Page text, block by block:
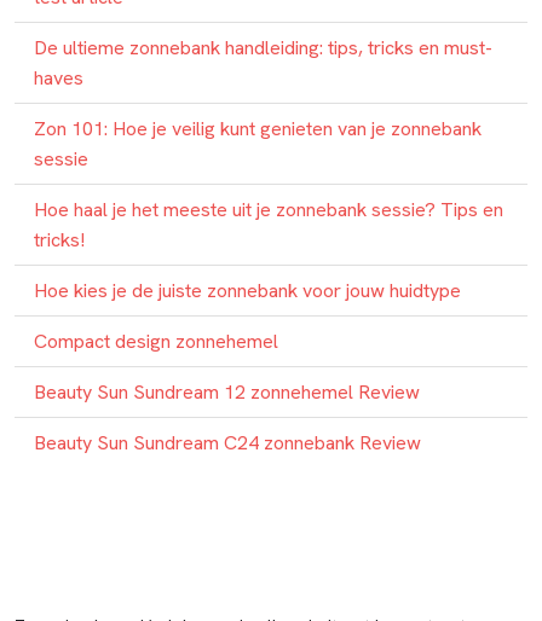
De ultieme zonnebank handleiding: tips, tricks en must-
haves
Zon 101: Hoe je veilig kunt genieten van je zonnebank
sessie
Hoe haal je het meeste uit je zonnebank sessie? Tips en
tricks!
Hoe kies je de juiste zonnebank voor jouw huidtype
Compact design zonnehemel
Beauty Sun Sundream 12 zonnehemel Review
Beauty Sun Sundream C24 zonnebank Review